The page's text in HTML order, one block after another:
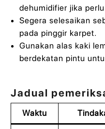
dehumidifier jika
Segera selesaikan
pada pinggir karpet.
Gunakan alas kaki
berdekatan pintu
Jadual
Waktu